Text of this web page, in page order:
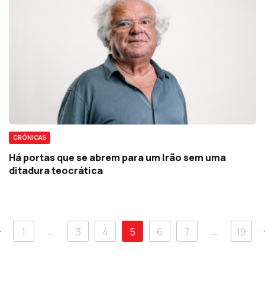
CRÓNICAS
Há portas que se abrem para um Irão sem uma
ditadura teocrática
1 … 3 4 5 6 7 … 19